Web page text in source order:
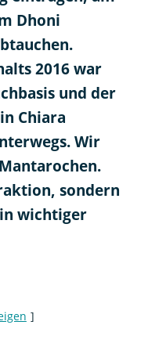
Dhoni
2016 war
und der
Chiara
Wir
sondern
wichtiger